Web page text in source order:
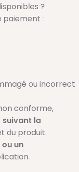
?
paiement :
ou incorrect
conforme,
suivant la
du produit.
un